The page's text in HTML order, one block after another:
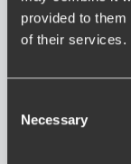
provided to
of their services.
Selection
Necessary